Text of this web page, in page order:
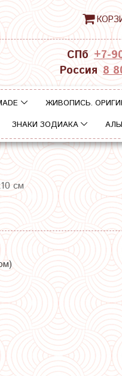
СПб +7-
Россия 8
ЖИВОПИСЬ.
ЗНАКИ ЗОДИАКА
см